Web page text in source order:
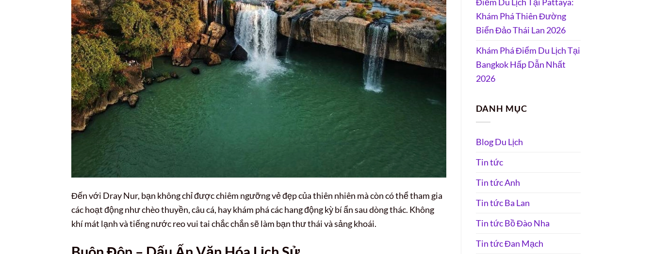
Đến với Dray Nur, bạn không chỉ được chiêm ngưỡng vẻ đẹp của thiên nhiên mà còn có thể tham gia
các hoạt động như chèo thuyền, câu cá, hay khám phá các hang động kỳ bí ẩn sau dòng thác. Không
khí mát lạnh và tiếng nước reo vui tai chắc chắn sẽ làm bạn thư thái và sảng khoái.
Khám Phá Thiên Đường
Biển Đảo Thái Lan 2026
Khám Phá Điểm Du Lịch Tại
Bangkok Hấp Dẫn Nhất
2026
DANH MỤC
Blog Du Lịch
Tin tức
Tin tức Anh
Tin tức Ba Lan
Tin tức Bồ Đào Nha
Tin tức Đan Mạch